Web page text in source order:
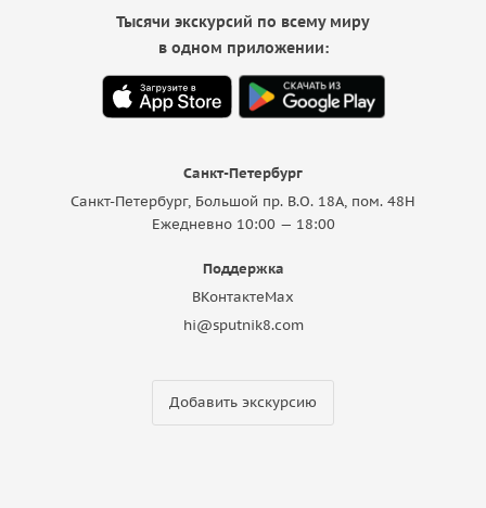
Санкт-Петербург
Санкт-Петербург, Большой пр. В.О. 18A, пом. 48Н
Ежедневно 10:00 — 18:00
Поддержка
ВКонтактеMax
hi@sputnik8.com
Добавить экскурсию
Тысячи экскурсий по всему миру
в одном приложении: